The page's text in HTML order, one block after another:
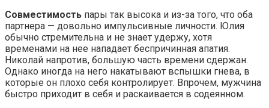
Совместимость пары так высока и из-за того, что оба
партнера — довольно импульсивные личности. Юлия
обычно стремительна и не знает удержу, хотя
временами на нее нападает беспричинная апатия.
Николай напротив, большую часть времени сдержан.
Однако иногда на него накатывают вспышки гнева, в
которые он плохо себя контролирует. Впрочем, мужчина
быстро приходит в себя и раскаивается в содеянном.